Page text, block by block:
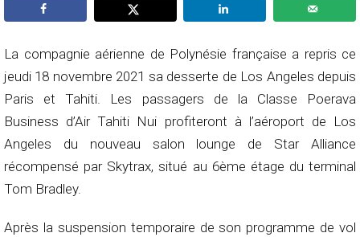
La compagnie aérienne de Polynésie française a repris ce
jeudi 18 novembre 2021 sa desserte de Los Angeles depuis
Paris et Tahiti. Les passagers de la Classe Poerava
Business d’Air Tahiti Nui profiteront à l’aéroport de Los
Angeles du nouveau salon lounge de Star Alliance
récompensé par Skytrax, situé au 6ème étage du terminal
Tom Bradley.
Après la suspension temporaire de son programme de vol